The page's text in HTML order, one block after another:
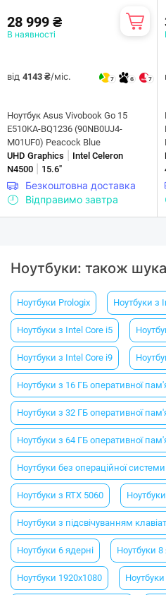
28 999 ₴
В наявності
від 4143 ₴/міс. 7 6 7
Ноутбук Asus Vivobook Go 15
E510KA-BQ1236 (90NB0UJ4-
M01UF0) Peacock Blue
UHD Graphics
Intel Celeron
N4500
15.6"
Безкоштовна доставка
Відправимо завтра
Ноутбуки: також
Ноутбуки Prologix Ноутбуки з
Ноутбуки з Intel Core i5
Ноутбуки з Intel Core i9
Ноутбуки з 16 ГБ оперативної
Ноутбуки з 32 ГБ оперативної
Ноутбуки з 64 ГБ оперативної
Ноутбуки без операційної системи
Ноутбуки з RTX 5060
Ноутбуки з підсвічуванням
Ноутбуки 6 ядерні Ноутбуки 8
Ноутбуки 1920x1080